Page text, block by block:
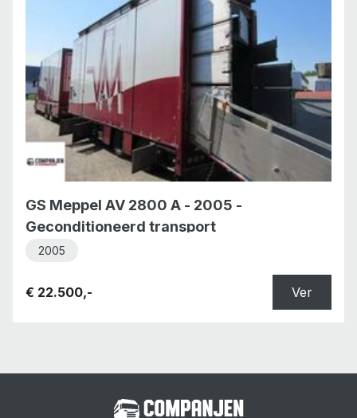
GS Meppel AV 2800 A - 2005 -
Geconditioneerd transport
2005
€ 22.500,- Ver